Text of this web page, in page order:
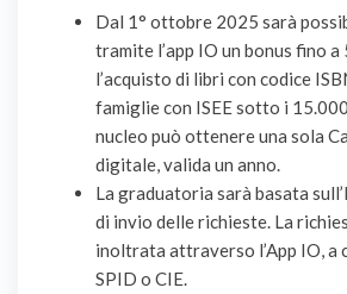
Dal 1° ottobre 2025 sarà
tramite l’app IO un bonus fino
l’acquisto di libri con codice
famiglie con ISEE sotto i
nucleo può ottenere una sola
digitale, valida un anno.
La graduatoria sarà basata
di invio delle richieste. La
inoltrata attraverso l’App IO, a
SPID o CIE.